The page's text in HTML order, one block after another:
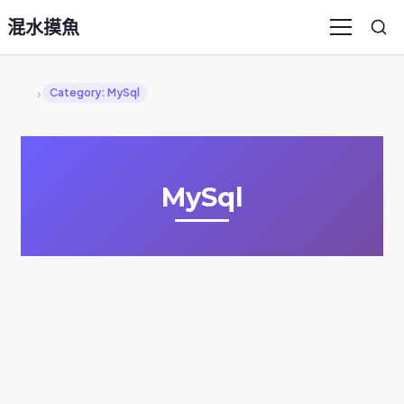
混水摸魚 Menu
› Category: MySql
MySql